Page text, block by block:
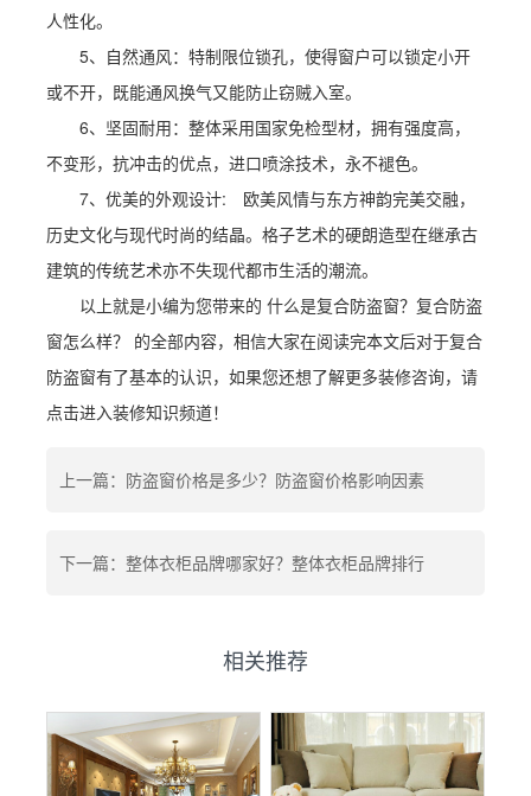
人性化。
5、自然通风：特制限位锁孔，使得窗户可以锁定小开
或不开，既能通风换气又能防止窃贼入室。
6、坚固耐用：整体采用国家免检型材，拥有强度高，
不变形，抗冲击的优点，进口喷涂技术，永不褪色。
7、优美的外观设计: 欧美风情与东方神韵完美交融，
历史文化与现代时尚的结晶。格子艺术的硬朗造型在继承古
建筑的传统艺术亦不失现代都市生活的潮流。
以上就是小编为您带来的 什么是复合防盗窗？复合防盗
窗怎么样？ 的全部内容，相信大家在阅读完本文后对于复合
防盗窗有了基本的认识，如果您还想了解更多装修咨询，请
点击进入装修知识频道！
上一篇：防盗窗价格是多少？防盗窗价格影响因素
下一篇：整体衣柜品牌哪家好？整体衣柜品牌排行
相关推荐